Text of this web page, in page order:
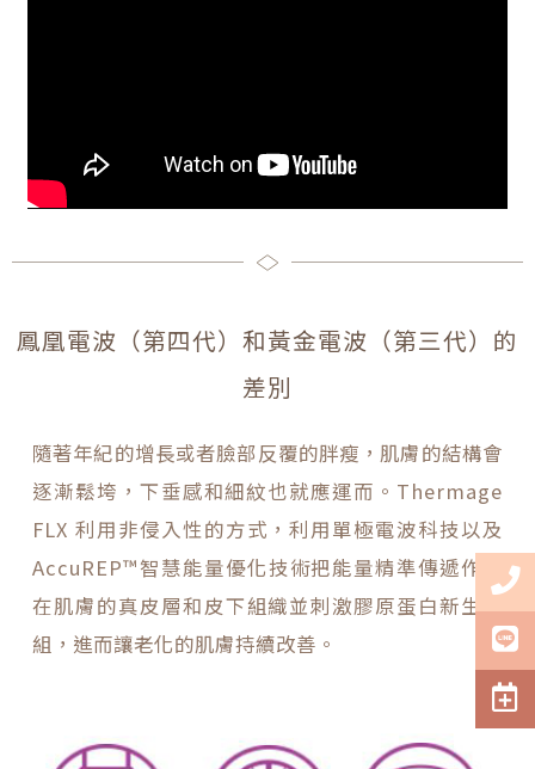
鳳凰電波（第四代）和黃金電波（第三代）的
差別
隨著年紀的增長或者臉部反覆的胖瘦，肌膚的結構會
逐漸鬆垮，下垂感和細紋也就應運而。Thermage
FLX 利用非侵入性的方式，利用單極電波科技以及
AccuREP™智慧能量優化技術把能量精準傳遞作用
在肌膚的真皮層和皮下組織並刺激膠原蛋白新生重
組，進而讓老化的肌膚持續改善。